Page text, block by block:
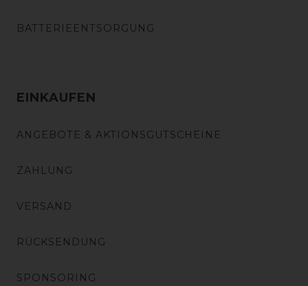
BATTERIEENTSORGUNG
EINKAUFEN
ANGEBOTE & AKTIONSGUTSCHEINE
ZAHLUNG
VERSAND
RÜCKSENDUNG
SPONSORING